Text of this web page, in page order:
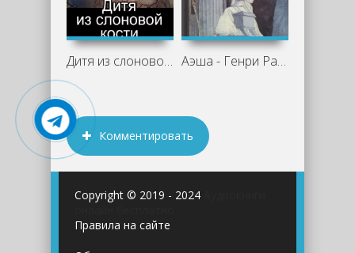
Дитя из слоновой кости - Генри Райдер Аэша - Генри Райдер Хаггард
Комментировать
Copyright © 2019 - 2024
Правила на сайте